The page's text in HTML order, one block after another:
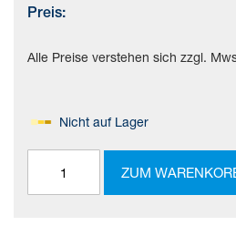
Preis:
Alle Preise verstehen sich zzgl.
Nicht auf Lager
ZUM